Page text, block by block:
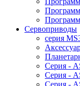
Сервоприводы
серия
Серия -
Серия -
Серия -